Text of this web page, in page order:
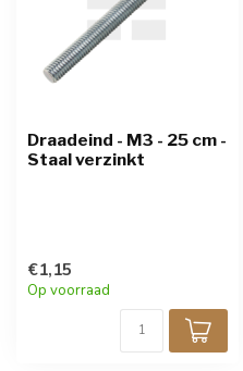
Draadeind - M3 - 25 cm -
Staal verzinkt
€1,15
Op voorraad